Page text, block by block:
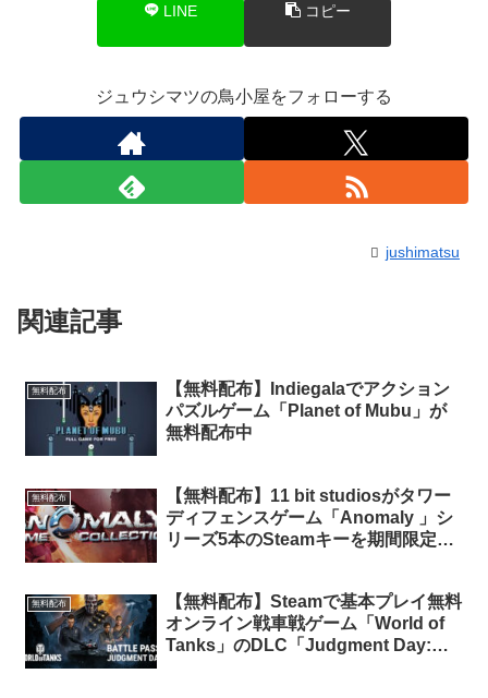
LINE コピー
ジュウシマツの鳥小屋をフォローする
jushimatsu
関連記事
無料配布
【無料配布】Indiegalaでアクション
パズルゲーム「Planet of Mubu」が
無料配布中
無料配布
【無料配布】11 bit studiosがタワー
ディフェンスゲーム「Anomaly 」シ
リーズ5本のSteamキーを期間限定で
無料配布
【無料配布】Steamで基本プレイ無料
オンライン戦車戦ゲーム「World of
Tanks」のDLC「Judgment Day: